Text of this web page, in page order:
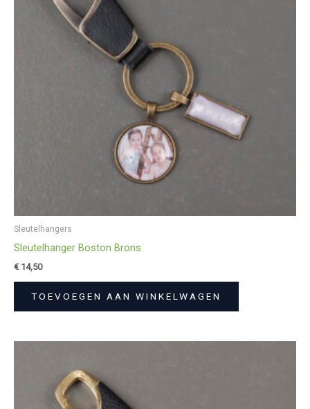
Sleutelhangers
Sleutelhanger Boston Brons
€14,50
TOEVOEGEN AAN WINKELWAGEN